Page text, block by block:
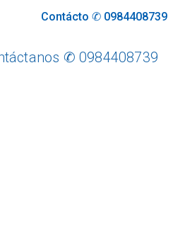
Contácto ✆ 0984408739
✆ 0984408739